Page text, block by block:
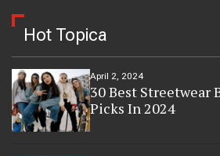
Hot Topica
April 2, 2024
30 Best Streetwear
Picks In 2024